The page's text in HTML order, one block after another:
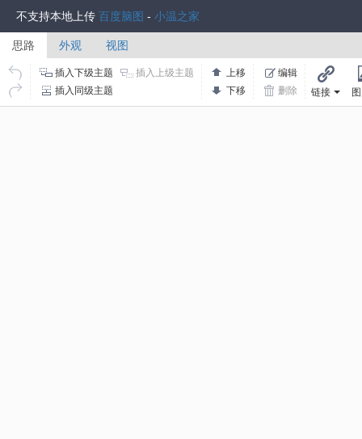
不支持本地上传 百度脑图 - 小温之家
思路 外观 视图
插入下级主题
插入上级主题
插入同级主题
上移
下移
编辑
删除
链接 链接